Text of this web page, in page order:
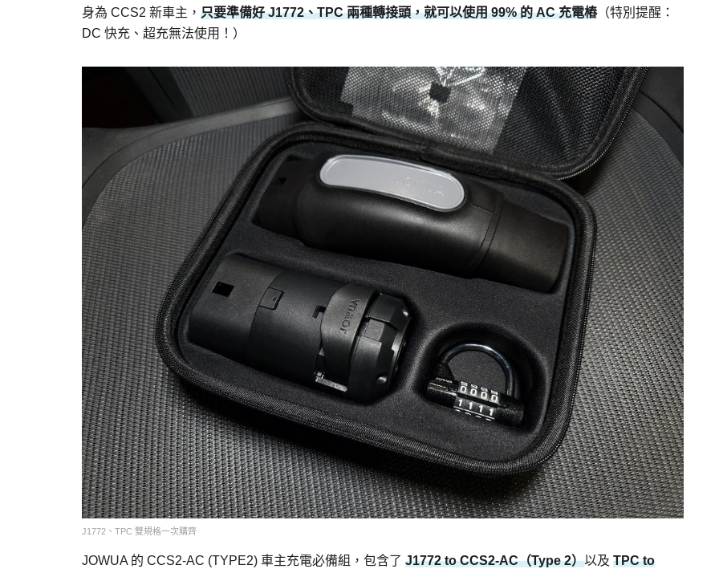
身為 CCS2 新車主， 只要準備好 J1772、TPC 兩種轉接頭，就可以使用 99% 的 AC 充電樁（特別提醒：
DC 快充、超充無法使用！）
J1772、TPC 雙規格一次購齊
JOWUA 的 CCS2-AC (TYPE2) 車主充電必備組，包含了 J1772 to CCS2-AC（Type 2）以及 TPC to